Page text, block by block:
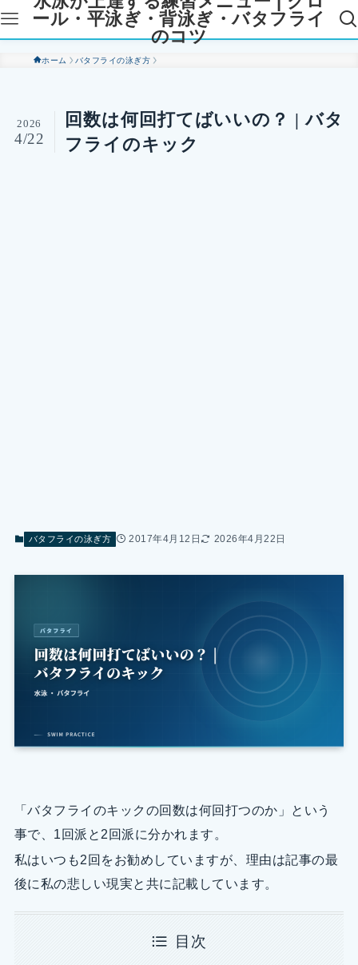
ール・平泳ぎ・背泳ぎ・バタフライ
のコツ
ホーム バタフライの泳ぎ方
回数は何回打てばいいの？ | バタ
フライのキック
2026
4/22
バタフライの泳ぎ方 2017年4月12日 2026年4月22日
「バタフライのキックの回数は何回打つのか」という
事で、1回派と2回派に分かれます。
私はいつも2回をお勧めしていますが、理由は記事の最
後に私の悲しい現実と共に記載しています。
目次